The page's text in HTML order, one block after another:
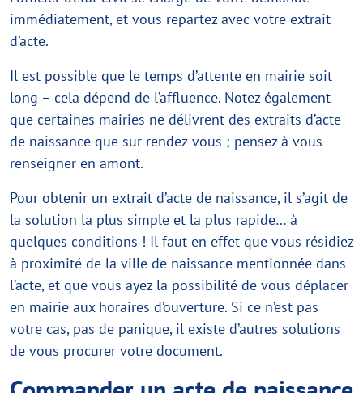
immédiatement, et vous repartez avec votre extrait
d’acte.
Il est possible que le temps d’attente en mairie soit
long – cela dépend de l’affluence. Notez également
que certaines mairies ne délivrent des extraits d’acte
de naissance que sur rendez-vous ; pensez à vous
renseigner en amont.
Pour obtenir un extrait d’acte de naissance, il s’agit de
la solution la plus simple et la plus rapide… à
quelques conditions ! Il faut en effet que vous résidiez
à proximité de la ville de naissance mentionnée dans
l’acte, et que vous ayez la possibilité de vous déplacer
en mairie aux horaires d’ouverture. Si ce n’est pas
votre cas, pas de panique, il existe d’autres solutions
de vous procurer votre document.